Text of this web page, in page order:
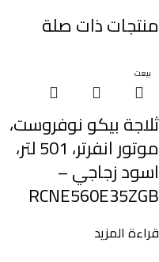
منتجات ذات صلة
بيعت
ثلاجة بيكو نوفروست،
موتور انفرتر، 501 لتر،
اسود زجاجي –
RCNE560E35ZGB
قراءة المزيد